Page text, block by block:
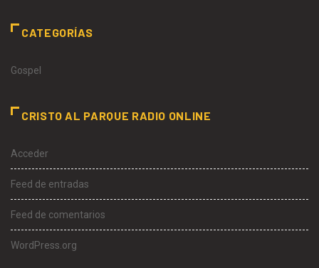
CATEGORÍAS
Gospel
CRISTO AL PARQUE RADIO ONLINE
Acceder
Feed de entradas
Feed de comentarios
WordPress.org